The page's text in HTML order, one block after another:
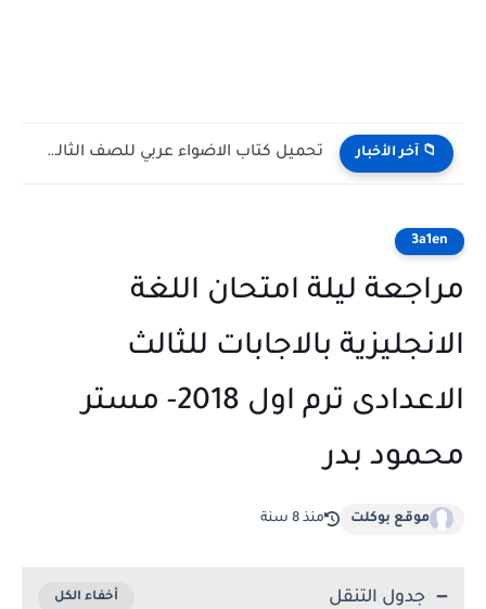
📁 آخر الأخبار تحميل كتاب الاضواء عربي للصف الثالث الثانوي 2027 PDF...
3a1en
مراجعة ليلة امتحان اللغة
الانجليزية بالاجابات للثالث
الاعدادى ترم اول 2018- مستر
محمود بدر
موقع بوكلت منذ 8 سنة
جدول التنقل